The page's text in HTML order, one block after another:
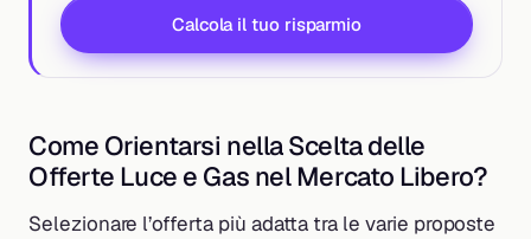
Calcola il tuo risparmio
Come Orientarsi nella Scelta delle
Offerte Luce e Gas nel Mercato Libero?
Selezionare l’offerta più adatta tra le varie proposte